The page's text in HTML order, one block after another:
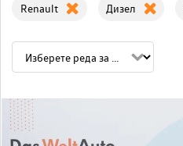
Renault Дизел